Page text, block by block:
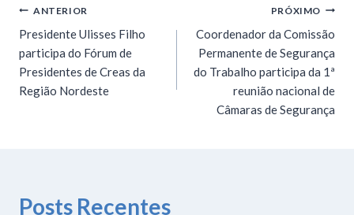
ANTERIOR
Presidente Ulisses Filho
participa do Fórum de
Presidentes de Creas da
Região Nordeste
PRÓXIMO
Coordenador da Comissão
Permanente de Segurança
do Trabalho participa da 1ª
reunião nacional de
Câmaras de Segurança
Posts Recentes